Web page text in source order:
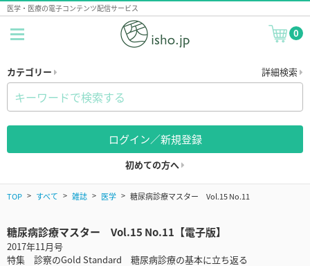
医学・医療の電子コンテンツ配信サービス
0
カテゴリー 詳細検索
ログイン／新規登録
初めての方へ
TOP すべて 雑誌 医学 糖尿病診療マスター Vol.15 No.11
糖尿病診療マスター Vol.15 No.11【電子版】
2017年11月号
特集 診察のGold Standard 糖尿病診療の基本に立ち返る